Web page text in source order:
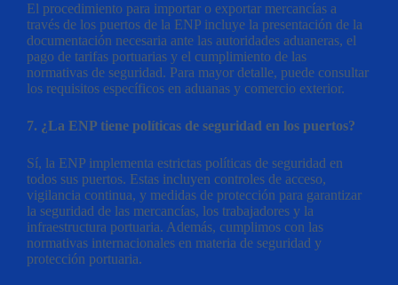
El procedimiento para importar o exportar mercancías a
través de los puertos de la ENP incluye la presentación de la
documentación necesaria ante las autoridades aduaneras, el
pago de tarifas portuarias y el cumplimiento de las
normativas de seguridad. Para mayor detalle, puede consultar
los requisitos específicos en aduanas y comercio exterior.
7. ¿La ENP tiene políticas de seguridad en los puertos?
Sí, la ENP implementa estrictas políticas de seguridad en
todos sus puertos. Estas incluyen controles de acceso,
vigilancia continua, y medidas de protección para garantizar
la seguridad de las mercancías, los trabajadores y la
infraestructura portuaria. Además, cumplimos con las
normativas internacionales en materia de seguridad y
protección portuaria.